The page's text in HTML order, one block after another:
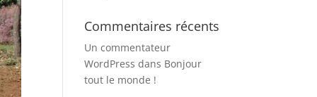
Commentaires récents
Un commentateur
WordPress dans Bonjour
tout le monde !